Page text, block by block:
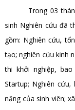
Trong 03
sinh Nghiên cứu đã
gồm: Nghiên cứu,
tạo; nghiên cứu kinh
thi khởi nghiệp,
Startup; Nghiên
năng của sinh viên;